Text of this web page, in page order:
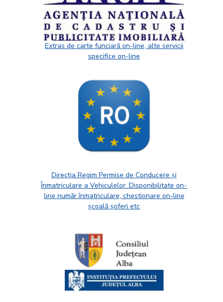
Extras de carte funciară on-line, alte servicii
specifice on-line
Direcția Regim Permise de Conducere și
Înmatriculare a Vehiculelor. Disponibilitate on-
line număr înmatriculare, chestionare on-line
școală șoferi etc